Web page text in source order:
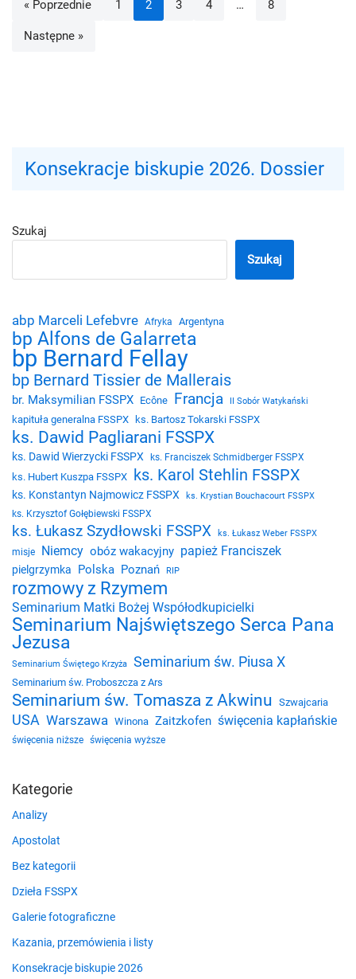
« Poprzednie 1 2 3 4 … 8
Następne »
Konsekracje biskupie 2026. Dossier
Szukaj
Szukaj
abp Marceli Lefebvre Afryka Argentyna
bp Alfons de Galarreta
bp Bernard Fellay
bp Bernard Tissier de Mallerais
br. Maksymilian FSSPX Ecône Francja II Sobór Watykański
kapituła generalna FSSPX ks. Bartosz Tokarski FSSPX
ks. Dawid Pagliarani FSSPX
ks. Dawid Wierzycki FSSPX ks. Franciszek Schmidberger FSSPX
ks. Hubert Kuszpa FSSPX ks. Karol Stehlin FSSPX
ks. Konstantyn Najmowicz FSSPX
ks. Krystian Bouchacourt FSSPX
ks. Krzysztof Gołębiewski FSSPX
ks. Łukasz Szydłowski FSSPX ks. Łukasz Weber FSSPX
misje Niemcy obóz wakacyjny papież Franciszek
pielgrzymka Polska Poznań RIP
rozmowy z Rzymem
Seminarium Matki Bożej Współodkupicielki
Seminarium Najświętszego Serca Pana
Jezusa
Seminarium Świętego Krzyża Seminarium św. Piusa X
Seminarium św. Proboszcza z Ars
Seminarium św. Tomasza z Akwinu Szwajcaria
USA Warszawa Winona Zaitzkofen święcenia kapłańskie
święcenia niższe święcenia wyższe
Kategorie
Analizy
Apostolat
Bez kategorii
Dzieła FSSPX
Galerie fotograficzne
Kazania, przemówienia i listy
Konsekracje biskupie 2026